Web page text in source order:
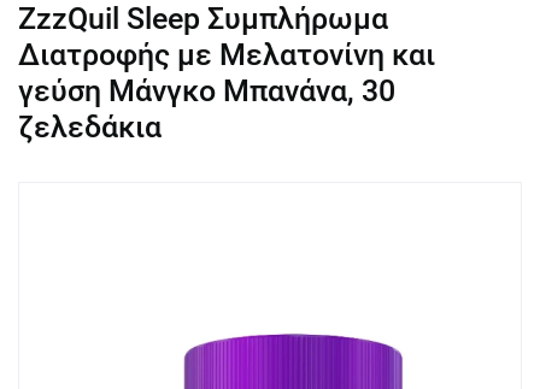
ZzzQuil Sleep Συμπλήρωμα
Διατροφής με Μελατονίνη και
γεύση Μάνγκο Μπανάνα, 30
ζελεδάκια